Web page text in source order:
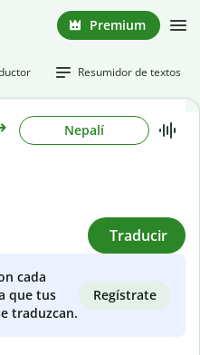
Premium
Resumidor de textos
Nepalí
Traducir
cada
que tus
traduzcan.
Regístrate